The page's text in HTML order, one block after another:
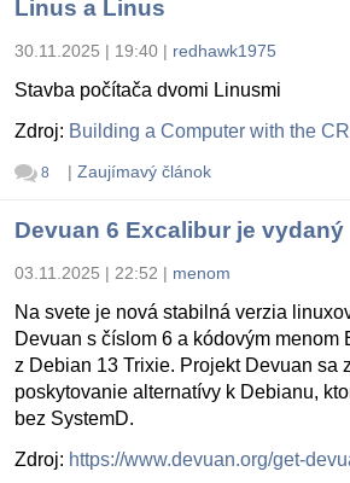
Linus a Linus
30.11.2025 | 19:40 | redhawk1975
Stavba počítača dvomi Linusmi
Zdroj: Building a Computer with the
8 | Zaujímavý článok
Devuan 6 Excalibur je vydaný
03.11.2025 | 22:52 | menom
Na svete je nová stabilná verzia
Devuan s číslom 6 a kódovým menom
z Debian 13 Trixie. Projekt Devuan sa
poskytovanie alternatívy k Debianu,
bez SystemD.
Zdroj: https://www.devuan.org/get-